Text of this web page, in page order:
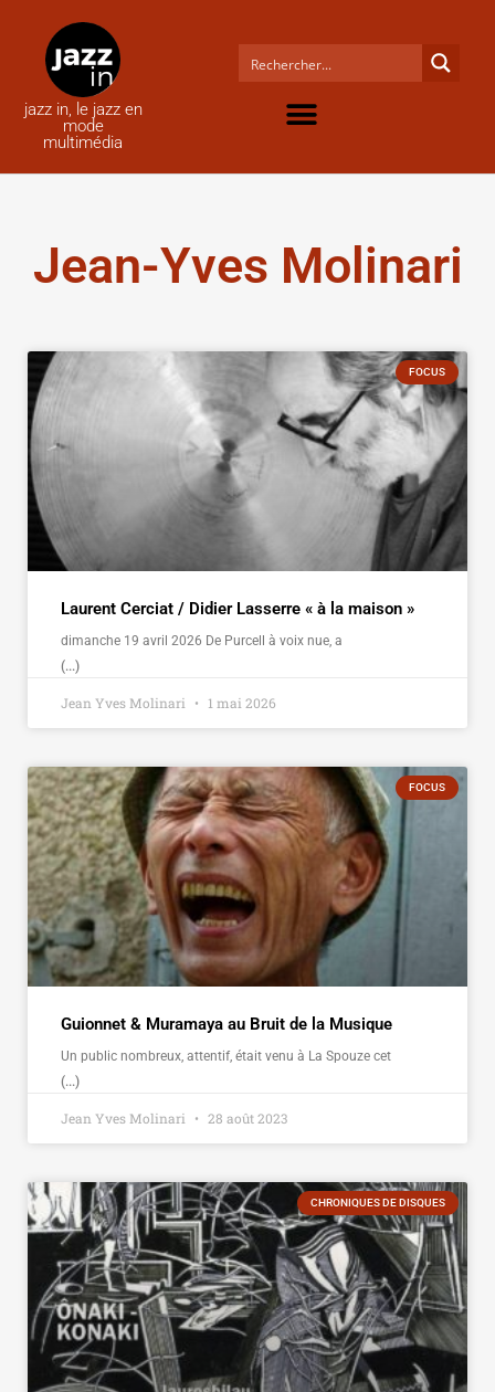
jazz in, le jazz en
mode
multimédia
Jean-Yves Molinari
FOCUS
Laurent Cerciat / Didier Lasserre « à la maison »
dimanche 19 avril 2026 De Purcell à voix nue, a
(...)
Jean Yves Molinari 1 mai 2026
FOCUS
Guionnet & Muramaya au Bruit de la Musique
Un public nombreux, attentif, était venu à La Spouze cet
(...)
Jean Yves Molinari 28 août 2023
CHRONIQUES DE DISQUES